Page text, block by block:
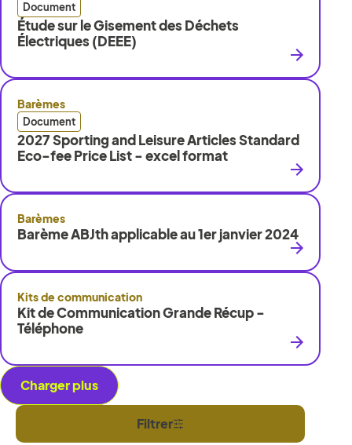
Document
Étude sur le Gisement des Déchets
Électriques (DEEE)
Barèmes
Document
2027 Sporting and Leisure Articles Standard
Eco-fee Price List - excel format
Barèmes
Barème ABJth applicable au 1er janvier 2024
Kits de communication
Kit de Communication Grande Récup -
Téléphone
Charger plus
Filtrer